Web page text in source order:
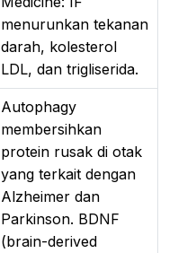
menurunkan tekanan
darah, kolesterol
LDL, dan trigliserida.
Autophagy
membersihkan
protein rusak di otak
yang terkait dengan
Alzheimer dan
Parkinson. BDNF
(brain-derived